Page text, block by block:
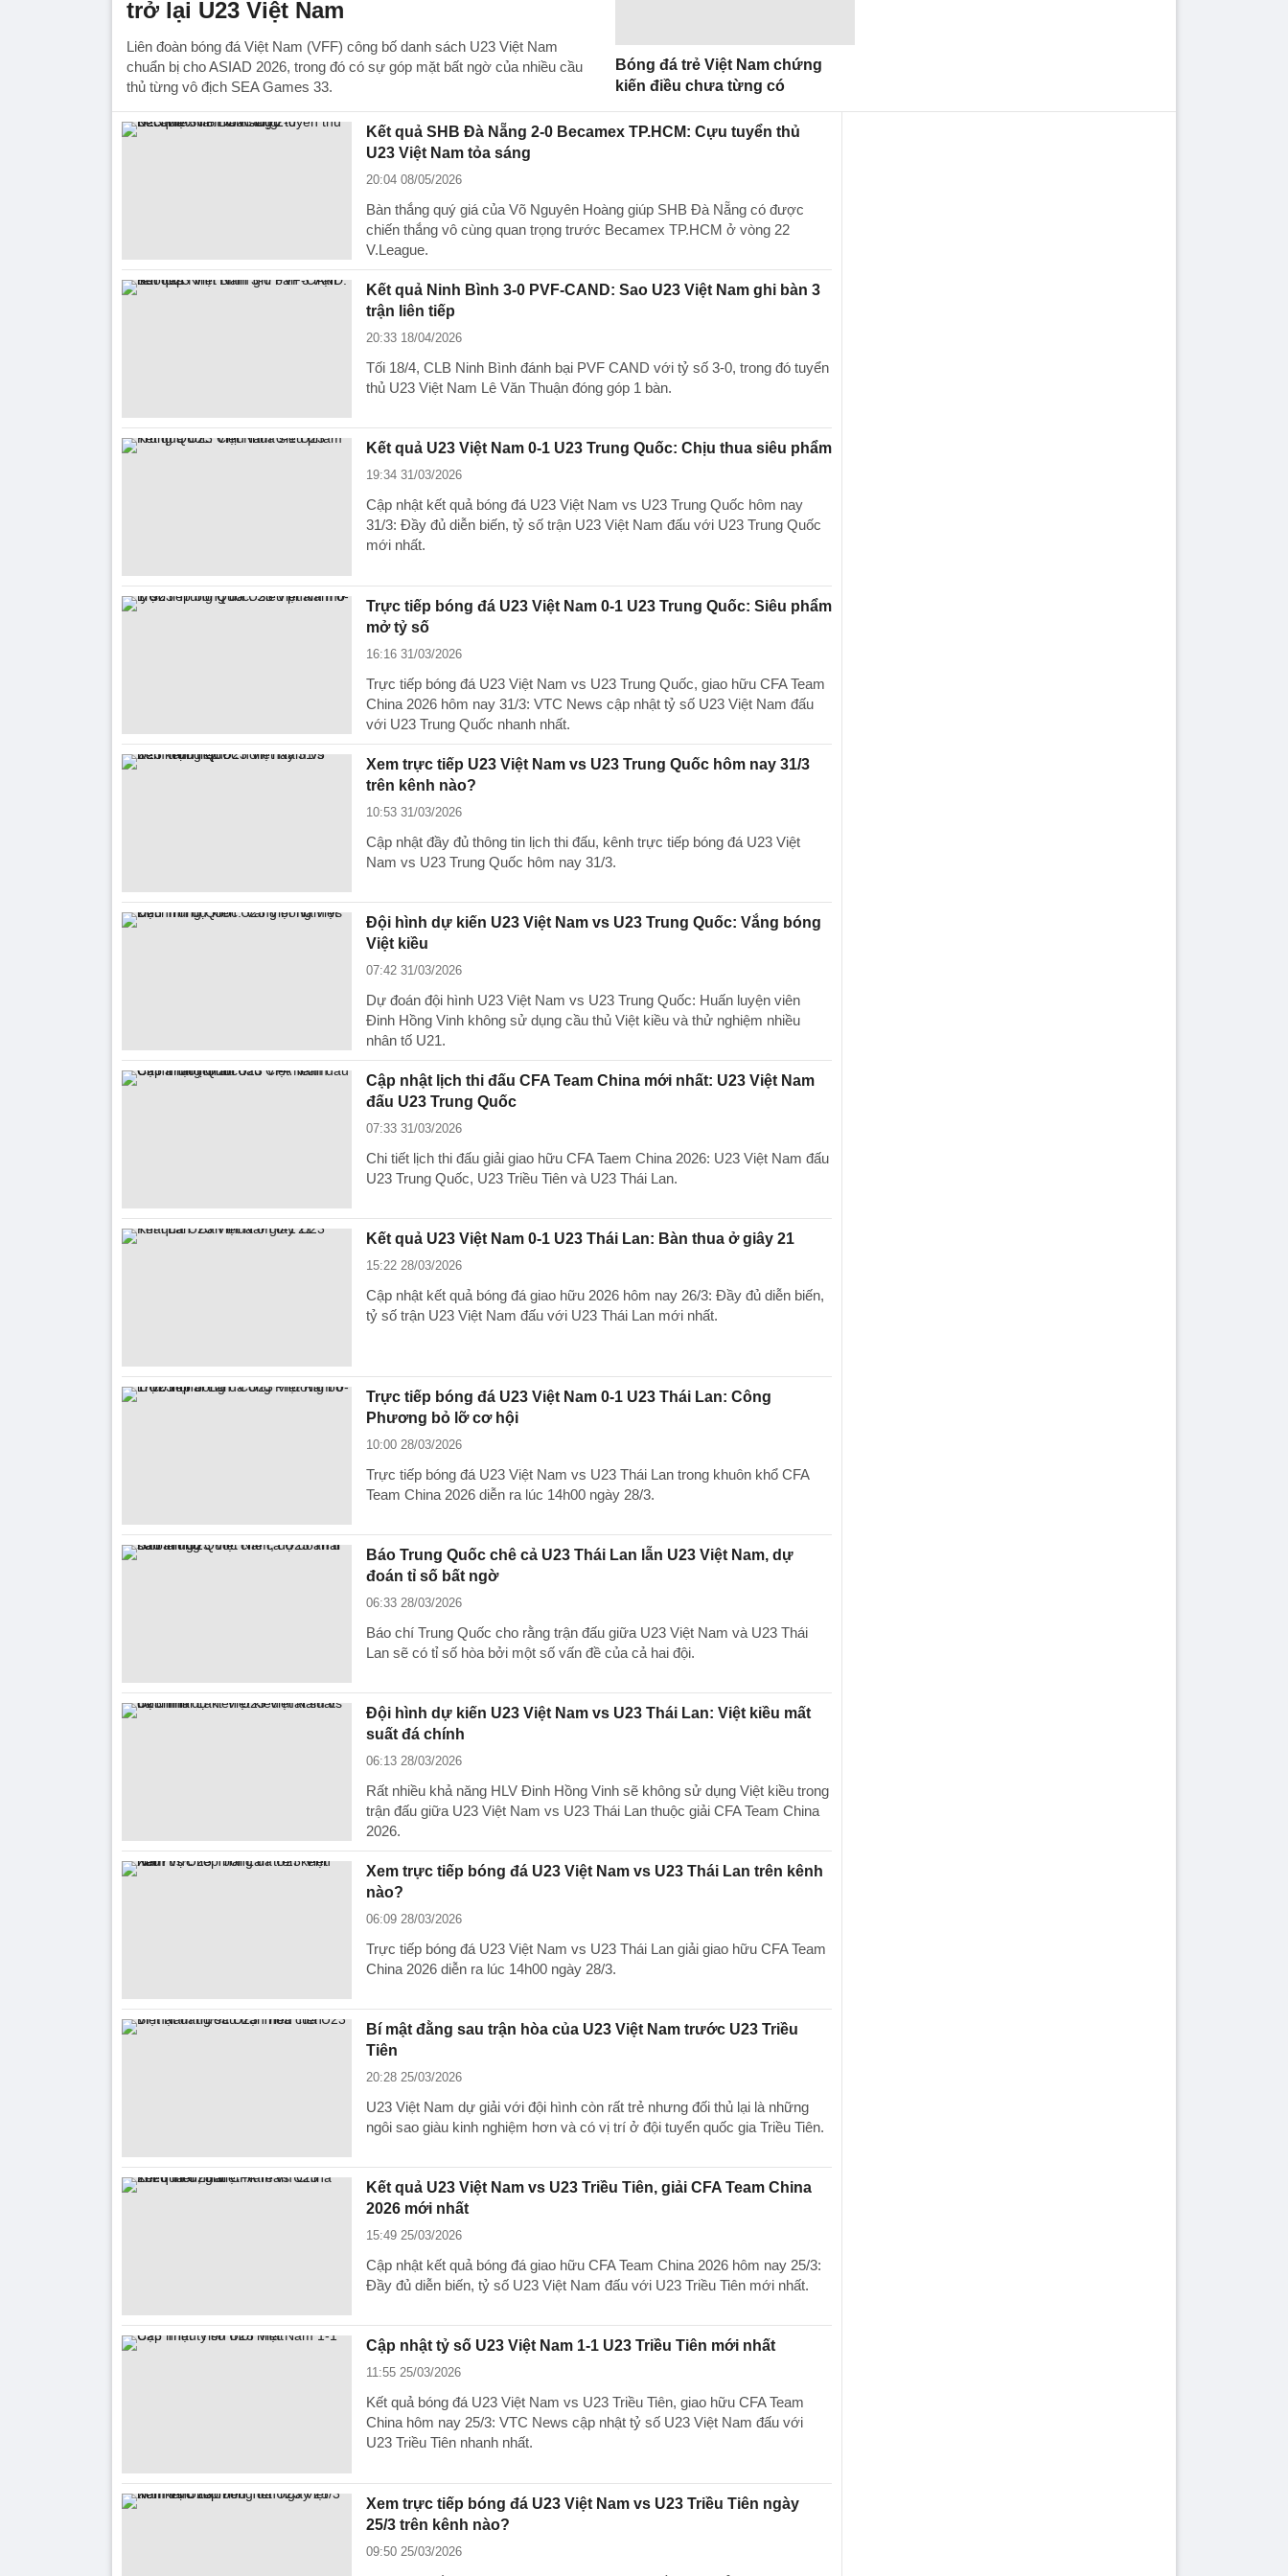
trở lại U23 Việt Nam
Liên đoàn bóng đá Việt Nam (VFF) công bố danh sách U23 Việt Nam
chuẩn bị cho ASIAD 2026, trong đó có sự góp mặt bất ngờ của nhiều cầu
thủ từng vô địch SEA Games 33.
Bóng đá trẻ Việt Nam chứng
kiến điều chưa từng có
Kết quả SHB Đà Nẵng 2-0 Becamex TP.HCM: Cựu tuyển thủ
U23 Việt Nam tỏa sáng
20:04 08/05/2026
Bàn thắng quý giá của Võ Nguyên Hoàng giúp SHB Đà Nẵng có được
chiến thắng vô cùng quan trọng trước Becamex TP.HCM ở vòng 22
V.League.
Kết quả Ninh Bình 3-0 PVF-CAND: Sao U23 Việt Nam ghi bàn 3
trận liên tiếp
20:33 18/04/2026
Tối 18/4, CLB Ninh Bình đánh bại PVF CAND với tỷ số 3-0, trong đó tuyển
thủ U23 Việt Nam Lê Văn Thuận đóng góp 1 bàn.
Kết quả U23 Việt Nam 0-1 U23 Trung Quốc: Chịu thua siêu phẩm
19:34 31/03/2026
Cập nhật kết quả bóng đá U23 Việt Nam vs U23 Trung Quốc hôm nay
31/3: Đầy đủ diễn biến, tỷ số trận U23 Việt Nam đấu với U23 Trung Quốc
mới nhất.
Trực tiếp bóng đá U23 Việt Nam 0-1 U23 Trung Quốc: Siêu phẩm
mở tỷ số
16:16 31/03/2026
Trực tiếp bóng đá U23 Việt Nam vs U23 Trung Quốc, giao hữu CFA Team
China 2026 hôm nay 31/3: VTC News cập nhật tỷ số U23 Việt Nam đấu
với U23 Trung Quốc nhanh nhất.
Xem trực tiếp U23 Việt Nam vs U23 Trung Quốc hôm nay 31/3
trên kênh nào?
10:53 31/03/2026
Cập nhật đầy đủ thông tin lịch thi đấu, kênh trực tiếp bóng đá U23 Việt
Nam vs U23 Trung Quốc hôm nay 31/3.
Đội hình dự kiến U23 Việt Nam vs U23 Trung Quốc: Vắng bóng
Việt kiều
07:42 31/03/2026
Dự đoán đội hình U23 Việt Nam vs U23 Trung Quốc: Huấn luyện viên
Đinh Hồng Vinh không sử dụng cầu thủ Việt kiều và thử nghiệm nhiều
nhân tố U21.
Cập nhật lịch thi đấu CFA Team China mới nhất: U23 Việt Nam
đấu U23 Trung Quốc
07:33 31/03/2026
Chi tiết lịch thi đấu giải giao hữu CFA Taem China 2026: U23 Việt Nam đấu
U23 Trung Quốc, U23 Triều Tiên và U23 Thái Lan.
Kết quả U23 Việt Nam 0-1 U23 Thái Lan: Bàn thua ở giây 21
15:22 28/03/2026
Cập nhật kết quả bóng đá giao hữu 2026 hôm nay 26/3: Đầy đủ diễn biến,
tỷ số trận U23 Việt Nam đấu với U23 Thái Lan mới nhất.
Trực tiếp bóng đá U23 Việt Nam 0-1 U23 Thái Lan: Công
Phương bỏ lỡ cơ hội
10:00 28/03/2026
Trực tiếp bóng đá U23 Việt Nam vs U23 Thái Lan trong khuôn khổ CFA
Team China 2026 diễn ra lúc 14h00 ngày 28/3.
Báo Trung Quốc chê cả U23 Thái Lan lẫn U23 Việt Nam, dự
đoán tỉ số bất ngờ
06:33 28/03/2026
Báo chí Trung Quốc cho rằng trận đấu giữa U23 Việt Nam và U23 Thái
Lan sẽ có tỉ số hòa bởi một số vấn đề của cả hai đội.
Đội hình dự kiến U23 Việt Nam vs U23 Thái Lan: Việt kiều mất
suất đá chính
06:13 28/03/2026
Rất nhiều khả năng HLV Đinh Hồng Vinh sẽ không sử dụng Việt kiều trong
trận đấu giữa U23 Việt Nam vs U23 Thái Lan thuộc giải CFA Team China
2026.
Xem trực tiếp bóng đá U23 Việt Nam vs U23 Thái Lan trên kênh
nào?
06:09 28/03/2026
Trực tiếp bóng đá U23 Việt Nam vs U23 Thái Lan giải giao hữu CFA Team
China 2026 diễn ra lúc 14h00 ngày 28/3.
Bí mật đằng sau trận hòa của U23 Việt Nam trước U23 Triều
Tiên
20:28 25/03/2026
U23 Việt Nam dự giải với đội hình còn rất trẻ nhưng đối thủ lại là những
ngôi sao giàu kinh nghiệm hơn và có vị trí ở đội tuyển quốc gia Triều Tiên.
Kết quả U23 Việt Nam vs U23 Triều Tiên, giải CFA Team China
2026 mới nhất
15:49 25/03/2026
Cập nhật kết quả bóng đá giao hữu CFA Team China 2026 hôm nay 25/3:
Đầy đủ diễn biến, tỷ số U23 Việt Nam đấu với U23 Triều Tiên mới nhất.
Cập nhật tỷ số U23 Việt Nam 1-1 U23 Triều Tiên mới nhất
11:55 25/03/2026
Kết quả bóng đá U23 Việt Nam vs U23 Triều Tiên, giao hữu CFA Team
China hôm nay 25/3: VTC News cập nhật tỷ số U23 Việt Nam đấu với
U23 Triều Tiên nhanh nhất.
Xem trực tiếp bóng đá U23 Việt Nam vs U23 Triều Tiên ngày
25/3 trên kênh nào?
09:50 25/03/2026